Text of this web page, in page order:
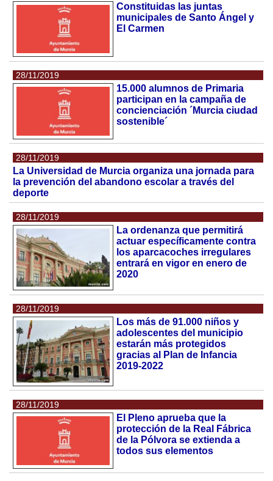
Constituidas las juntas
municipales de Santo Ángel y
El Carmen
28/11/2019
15.000 alumnos de Primaria
participan en la campaña de
concienciación ´Murcia ciudad
sostenible´
28/11/2019
La Universidad de Murcia organiza una jornada para
la prevención del abandono escolar a través del
deporte
28/11/2019
La ordenanza que permitirá
actuar específicamente contra
los aparcacoches irregulares
entrará en vigor en enero de
2020
28/11/2019
Los más de 91.000 niños y
adolescentes del municipio
estarán más protegidos
gracias al Plan de Infancia
2019-2022
28/11/2019
El Pleno aprueba que la
protección de la Real Fábrica
de la Pólvora se extienda a
todos sus elementos